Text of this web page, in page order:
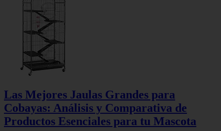
Las Mejores Jaulas Grandes para
Cobayas: Análisis y Comparativa de
Productos Esenciales para tu Mascota